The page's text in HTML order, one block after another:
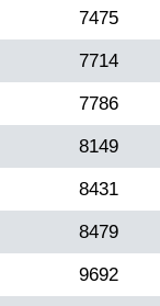
7475
7714
7786
8149
8431
8479
9692